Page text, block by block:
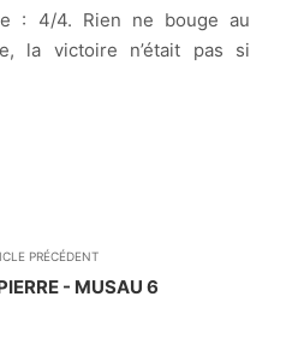
: 4/4. Rien ne bouge au
la victoire n’était pas si
PRÉCÉDENT
- MUSAU 6